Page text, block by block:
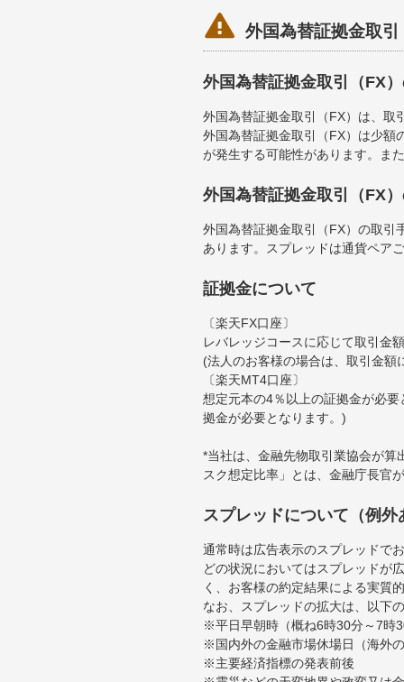
 外国為替証拠金取
外国為替証拠金取引（FX
外国為替証拠金取引（FX）は、取
外国為替証拠金取引（FX）は少額
が発生する可能性があります。ま
外国為替証拠金取引（FX
外国為替証拠金取引（FX）の取引
あります。スプレッドは通貨ペア
証拠金について
〔楽天FX口座〕
レバレッジコースに応じて取引金
(法人のお客様の場合は、取引金
〔楽天MT4口座〕
想定元本の4％以上の証拠金が必
拠金が必要となります。)
*当社は、金融先物取引業協会が算
スク想定比率」とは、金融庁長官
スプレッドについて（例外
通常時は広告表示のスプレッドで
どの状況においてはスプレッドが
く、お客様の約定結果による実質
なお、スプレッドの拡大は、以下
※平日早朝時（概ね6時30分～7時
※国内外の金融市場休場日（海外
※主要経済指標の発表前後